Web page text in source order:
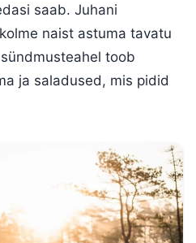
saab. Juhani
naist astuma tavatu
toob
ja saladused, mis pidid